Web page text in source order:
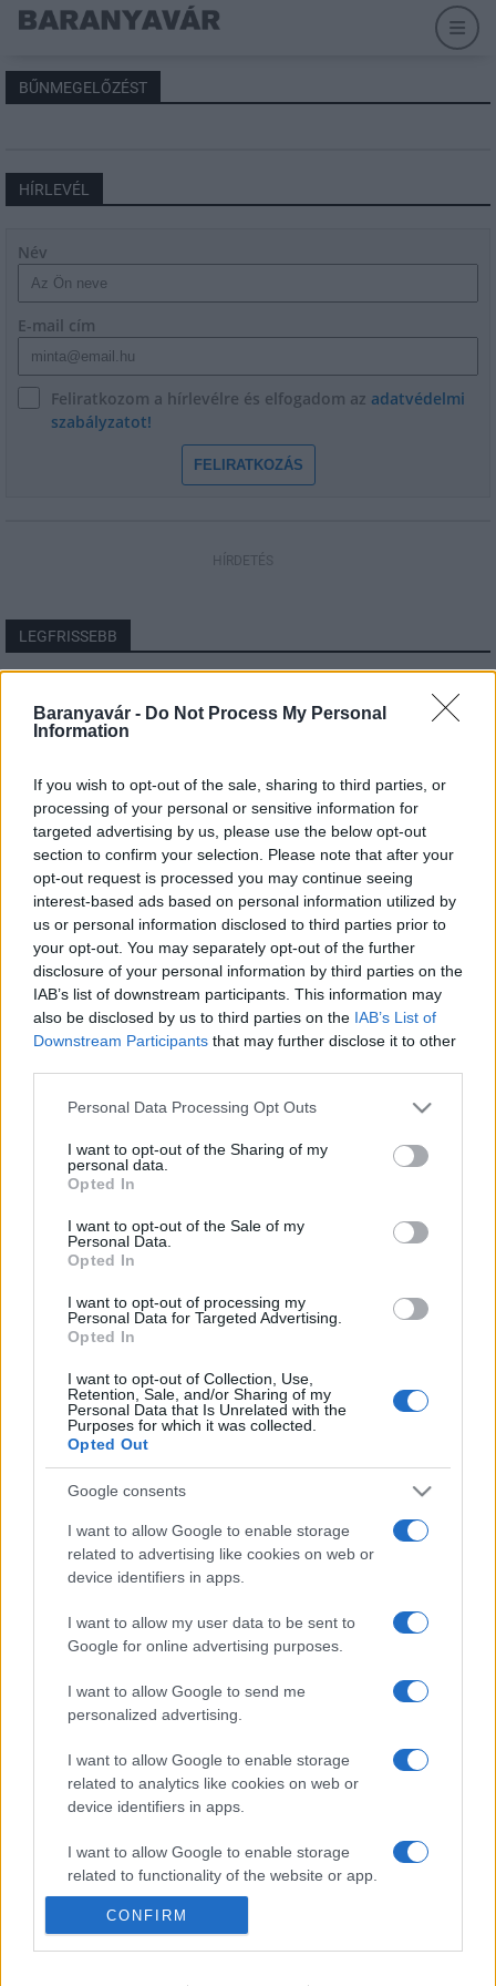
Baranyavár - Do Not Process My Personal
Information
If you wish to opt-out of the sale, sharing to third parties, or
processing of your personal or sensitive information for
targeted advertising by us, please use the below opt-out
section to confirm your selection. Please note that after your
opt-out request is processed you may continue seeing
interest-based ads based on personal information utilized by
us or personal information disclosed to third parties prior to
your opt-out. You may separately opt-out of the further
disclosure of your personal information by third parties on the
IAB’s list of downstream participants. This information may
also be disclosed by us to third parties on the IAB’s List of
Downstream Participants that may further disclose it to other
Please note that this website/app uses one or more Google
not limited to your visit or usage behaviour. You may click to
grant or deny consent to Google and its third-party tags to
use your data for below specified purposes in below Google
consent section.
Personal Data Processing Opt Outs
I want to opt-out of the Sharing of my
personal data.
Opted In
I want to opt-out of the Sale of my
Personal Data.
Opted In
I want to opt-out of processing my
Personal Data for Targeted Advertising.
Opted In
I want to opt-out of Collection, Use,
Retention, Sale, and/or Sharing of my
Personal Data that Is Unrelated with the
Purposes for which it was collected.
Opted Out
Google consents
I want to allow Google to enable storage
related to advertising like cookies on web or
device identifiers in apps.
I want to allow my user data to be sent to
Google for online advertising purposes.
I want to allow Google to send me
personalized advertising.
I want to allow Google to enable storage
related to analytics like cookies on web or
device identifiers in apps.
I want to allow Google to enable storage
related to functionality of the website or app.
I want to allow Google to enable storage
CONFIRM
BŰNMEGELŐZÉST
HÍRLEVÉL
Név
E-mail cím
Feliratkozom a hírlevélre és elfogadom az adatvédelmi
szabályzatot!
FELIRATKOZÁS
HÍRDETÉS
LEGFRISSEBB
Megérkezett az eső a Duna vízgyűjtőjére
Helyi hírek
Amire többmillióan vártunk: szombattól
másodfokúra csökken a riasztás
Országos hírek
Kecskeméten is szakirányú
továbbképzésekkel erősít a Gál Ferenc
Egyetem
HÍRDETÉS
LEGOLVASOTTABB
Szerdától rárajtolhatunk a jövő nyári
foci-Eb jegyeire
Víztoronyba rekedt munkásokat
mentettek a sásdi tűzoltók
Mit lát és mit lát nem a VÉDA?
KIEMELT
Megérkezett az eső a Duna
vízgyűjtőjére